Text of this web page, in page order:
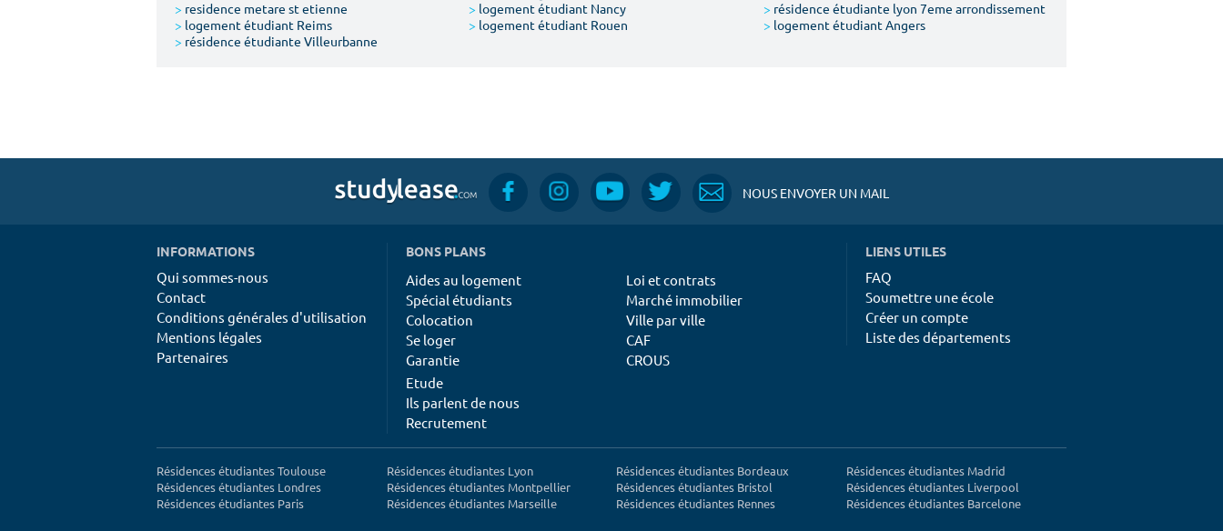
> residence metare st etienne > logement étudiant Nancy > résidence étudiante lyon 7eme arrondissement
> logement étudiant Reims > logement étudiant Rouen > logement étudiant Angers
> résidence étudiante Villeurbanne
NOUS ENVOYER UN MAIL
INFORMATIONS
Qui sommes-nous
Contact
Conditions générales d'utilisation
Mentions légales
Partenaires
BONS PLANS
Aides au logement
Spécial étudiants
Colocation
Se loger
Garantie
Loi et contrats
Marché immobilier
Ville par ville
CAF
CROUS
Etude
Ils parlent de nous
Recrutement
LIENS UTILES
FAQ
Soumettre une école
Créer un compte
Liste des départements
Résidences étudiantes Toulouse
Résidences étudiantes Londres
Résidences étudiantes Paris
Résidences étudiantes Lyon
Résidences étudiantes Montpellier
Résidences étudiantes Marseille
Résidences étudiantes Bordeaux
Résidences étudiantes Bristol
Résidences étudiantes Rennes
Résidences étudiantes Madrid
Résidences étudiantes Liverpool
Résidences étudiantes Barcelone